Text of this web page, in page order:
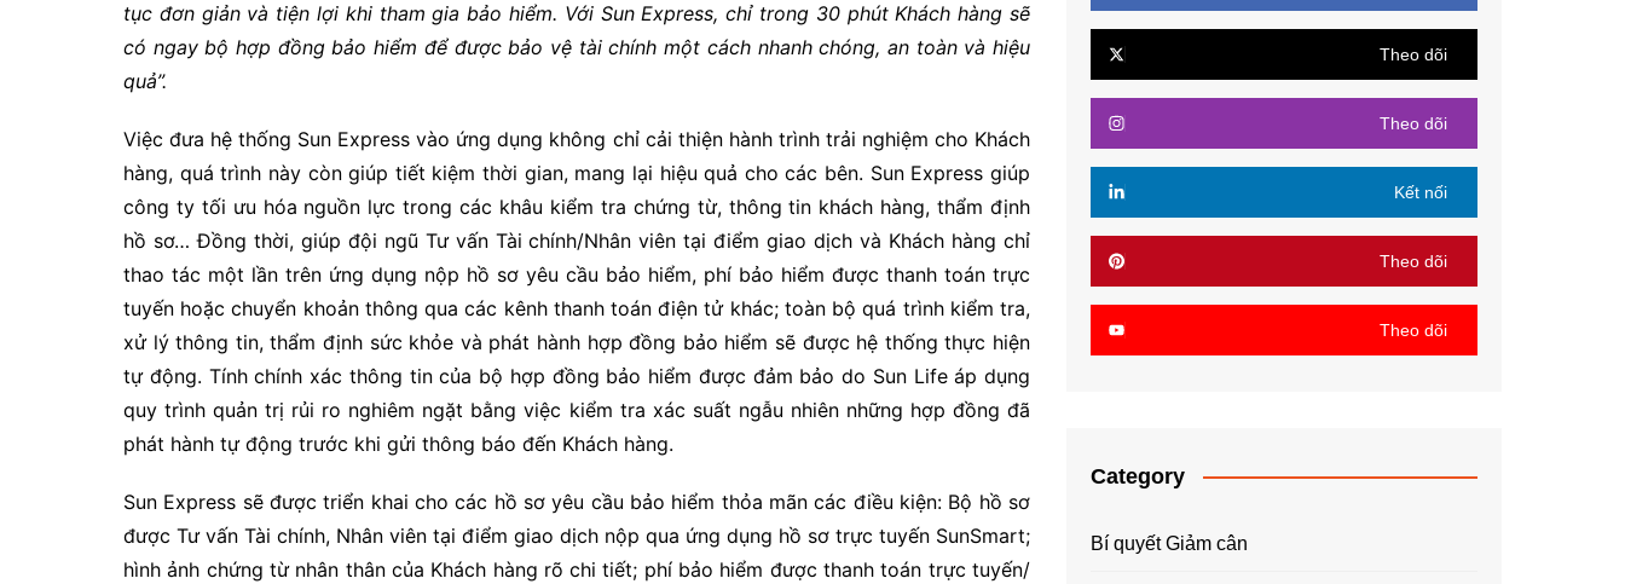
tục đơn giản và tiện lợi khi tham gia bảo hiểm. Với Sun Express, chỉ trong 30 phút Khách hàng sẽ
có ngay bộ hợp đồng bảo hiểm để được bảo vệ tài chính một cách nhanh chóng, an toàn và hiệu
quả”.
Việc đưa hệ thống Sun Express vào ứng dụng không chỉ cải thiện hành trình trải nghiệm cho Khách
hàng, quá trình này còn giúp tiết kiệm thời gian, mang lại hiệu quả cho các bên. Sun Express giúp
công ty tối ưu hóa nguồn lực trong các khâu kiểm tra chứng từ, thông tin khách hàng, thẩm định
hồ sơ… Đồng thời, giúp đội ngũ Tư vấn Tài chính/Nhân viên tại điểm giao dịch và Khách hàng chỉ
thao tác một lần trên ứng dụng nộp hồ sơ yêu cầu bảo hiểm, phí bảo hiểm được thanh toán trực
tuyến hoặc chuyển khoản thông qua các kênh thanh toán điện tử khác; toàn bộ quá trình kiểm tra,
xử lý thông tin, thẩm định sức khỏe và phát hành hợp đồng bảo hiểm sẽ được hệ thống thực hiện
tự động. Tính chính xác thông tin của bộ hợp đồng bảo hiểm được đảm bảo do Sun Life áp dụng
quy trình quản trị rủi ro nghiêm ngặt bằng việc kiểm tra xác suất ngẫu nhiên những hợp đồng đã
phát hành tự động trước khi gửi thông báo đến Khách hàng.
Sun Express sẽ được triển khai cho các hồ sơ yêu cầu bảo hiểm thỏa mãn các điều kiện: Bộ hồ sơ
được Tư vấn Tài chính, Nhân viên tại điểm giao dịch nộp qua ứng dụng hồ sơ trực tuyến SunSmart;
hình ảnh chứng từ nhân thân của Khách hàng rõ chi tiết; phí bảo hiểm được thanh toán trực tuyến/
Theo dõi
Theo dõi
Kết nối
Theo dõi
Theo dõi
Category
Bí quyết Giảm cân